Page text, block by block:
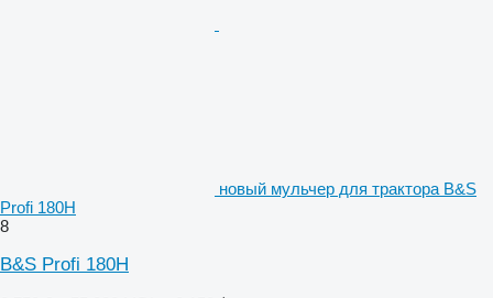
новый мульчер для трактора B&S
Profi 180H
8
B&S Profi 180H